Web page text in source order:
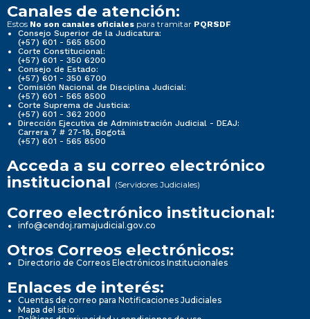
Canales de atención:
Estos No son canales oficiales para tramitar PQRSDF
Consejo Superior de la Judicatura:
(+57) 601 - 565 8500
Corte Constitucional:
(+57) 601 - 350 6200
Consejo de Estado:
(+57) 601 - 350 6700
Comisión Nacional de Disciplina Judicial:
(+57) 601 - 565 8500
Corte Suprema de Justicia:
(+57) 601 - 362 2000
Dirección Ejecutiva de Administración Judicial - DEAJ:
Carrera 7 # 27-18, Bogotá
(+57) 601 - 565 8500
Acceda a su correo electrónico
institucional (Servidores Judiciales)
Correo electrónico institucional:
info@cendoj.ramajudicial.gov.co
Otros Correos electrónicos:
Directorio de Correos Electrónicos Institucionales
Enlaces de interés:
Cuentas de correo para Notificaciones Judiciales
Mapa del sitio